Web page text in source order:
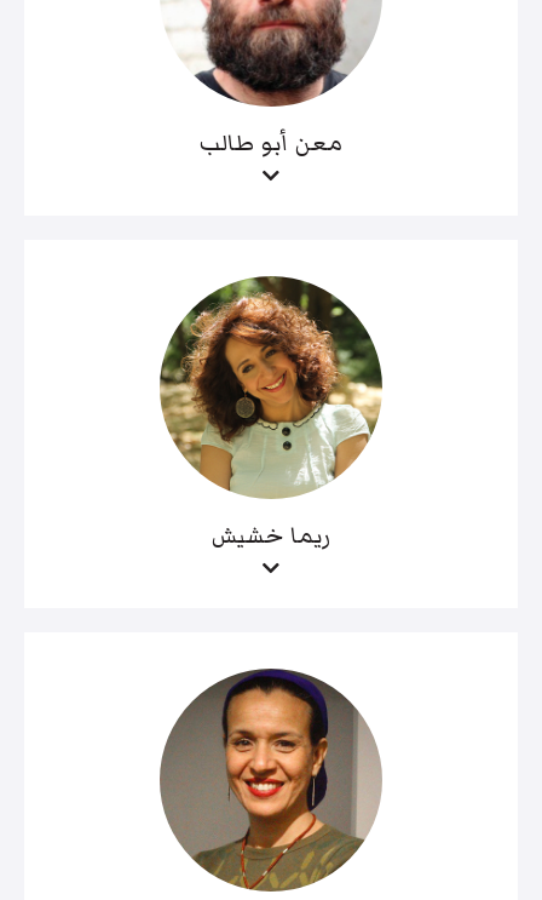
معن أبو طالب
ريما خشيش